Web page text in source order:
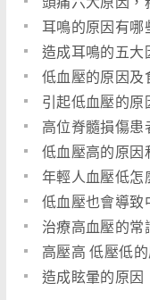
耳鳴的原因有哪
造成耳鳴的五大
低血壓的原因及
引起低血壓的原
高位脊髓損傷患
低血壓高的原因
年輕人血壓低怎
低血壓也會導致
治療高血壓的常
高壓高 低壓低
造成眩暈的原因